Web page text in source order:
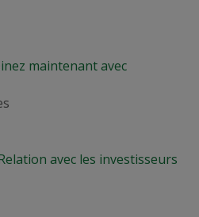
maintenant avec
avec les investisseurs